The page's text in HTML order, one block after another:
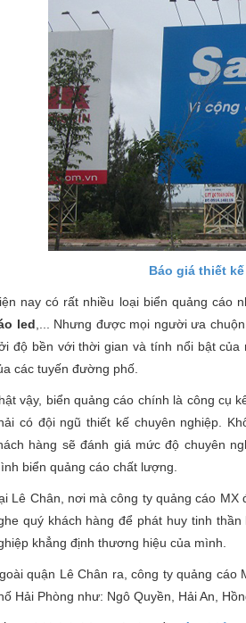
Báo giá thiết
nay có rất nhiều loại biển quảng cáo
led ,... Nhưng được mọi người ưa
độ bền với thời gian và tính nổi bật
các tuyến đường phố.
vậy, biển quảng cáo chính là công cụ
có đội ngũ thiết kế chuyên nghiệp.
hàng sẽ đánh giá mức độ chuyên
biển quảng cáo chất lượng.
Lê Chân, nơi mà công ty quảng cáo
quý khách hàng để phát huy tinh
khẳng định thương hiệu của mình.
quận Lê Chân ra, công ty quảng cáo
Hải Phòng như: Ngô Quyền, Hải An,